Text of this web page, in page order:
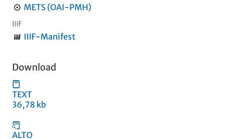
METS (OAI-PMH)
IIIF
IIIF-Manifest
Download
TEXT
36,78 kb
ALTO